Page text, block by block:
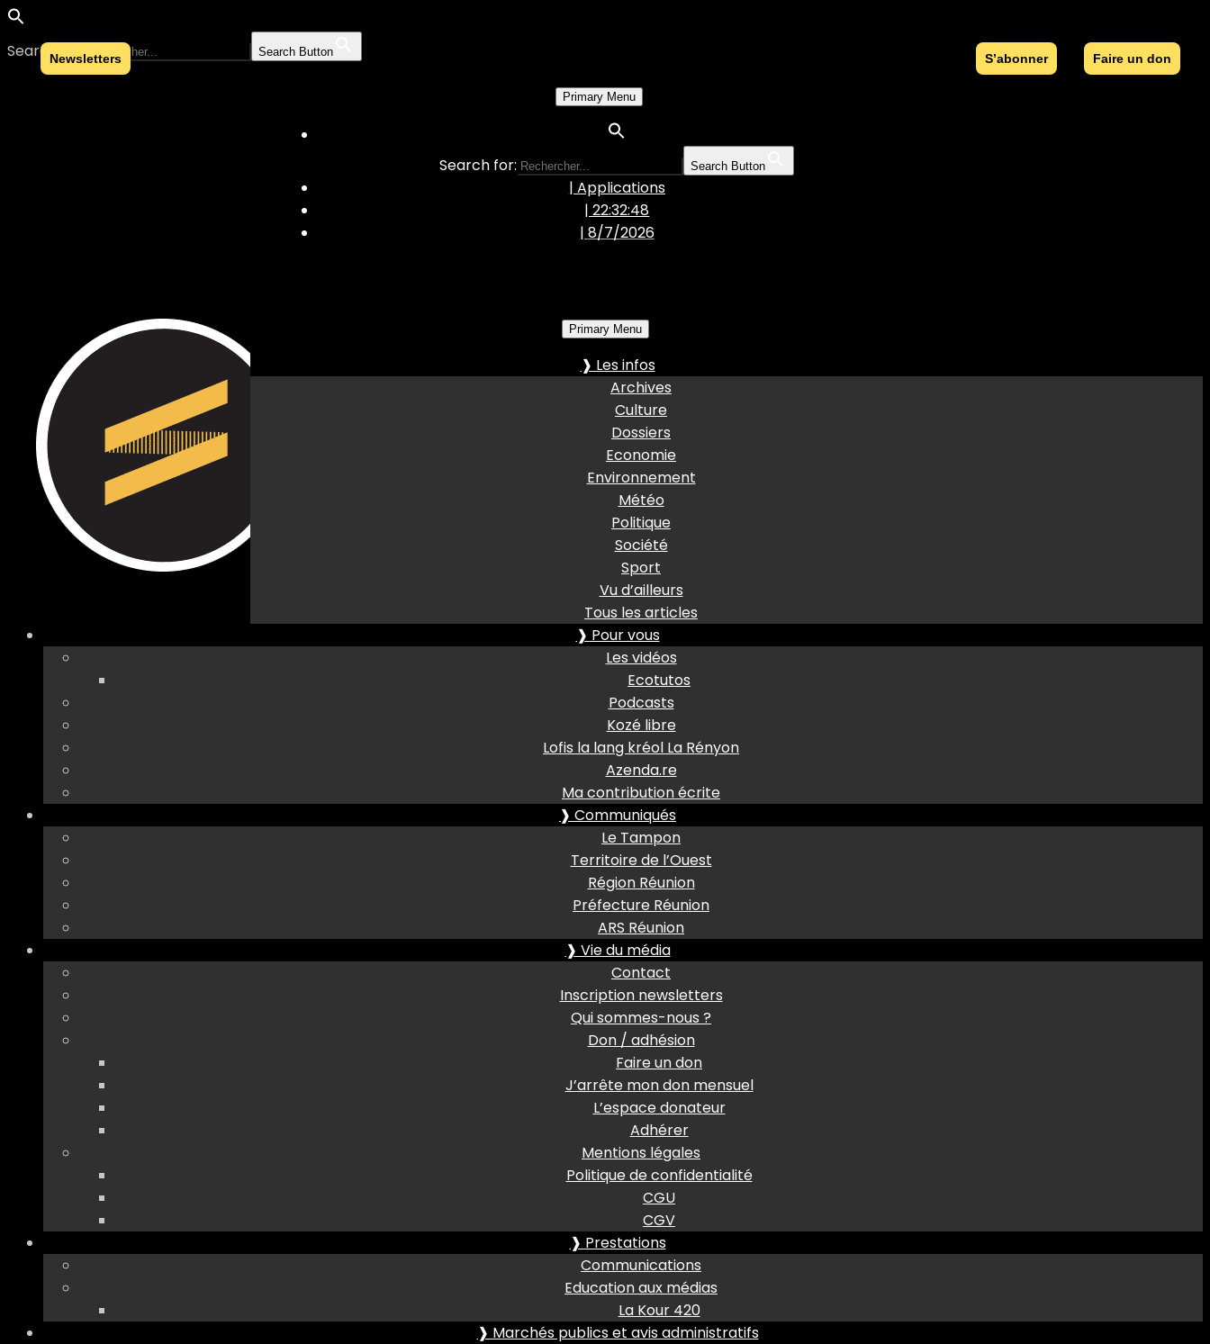
Search for: Search Button
Skip to content
Primary Menu
Search for: Search Button
| Applications
| 22:32:49
| 8/7/2026
Primary Menu
❱ Les infos
Archives
Culture
Dossiers
Economie
Environnement
Météo
Politique
Société
Sport
Vu d’ailleurs
Tous les articles
❱ Pour vous
Les vidéos
Ecotutos
Podcasts
Kozé libre
Lofis la lang kréol La Rényon
Azenda.re
Ma contribution écrite
❱ Communiqués
Le Tampon
Territoire de l’Ouest
Région Réunion
Préfecture Réunion
ARS Réunion
❱ Vie du média
Contact
Inscription newsletters
Qui sommes-nous ?
Don / adhésion
Faire un don
J’arrête mon don mensuel
L’espace donateur
Adhérer
Mentions légales
Politique de confidentialité
CGU
CGV
❱ Prestations
Communications
Education aux médias
La Kour 420
❱ Marchés publics et avis administratifs
S’abonner Faire un don
Newsletters